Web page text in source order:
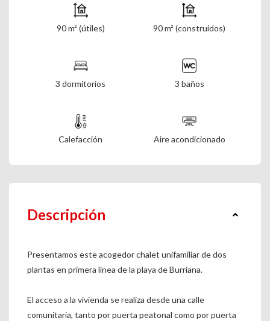
90 m² (útiles) 90 m² (construidos)
3 dormitorios 3 baños
Calefacción Aire acondicionado
Descripción
Presentamos este acogedor chalet unifamiliar de dos
plantas en primera línea de la playa de Burriana.
El acceso a la vivienda se realiza desde una calle
comunitaria, tanto por puerta peatonal como por puerta